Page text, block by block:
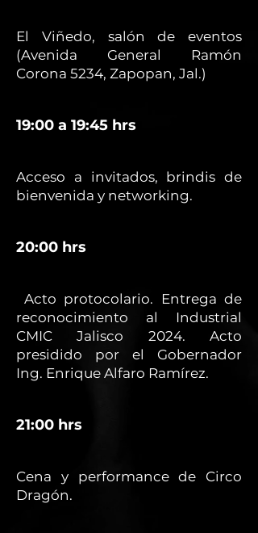
El Viñedo, salón de eventos
(Avenida General Ramón
Corona 5234, Zapopan, Jal.)
19:00 a 19:45 hrs
Acceso a invitados, brindis de
bienvenida y networking.
20:00 hrs
Acto protocolario. Entrega de
reconocimiento al Industrial
CMIC Jalisco 2024. Acto
presidido por el Gobernador
Ing. Enrique Alfaro Ramírez.
21:00 hrs
Cena y performance de Circo
Dragón.